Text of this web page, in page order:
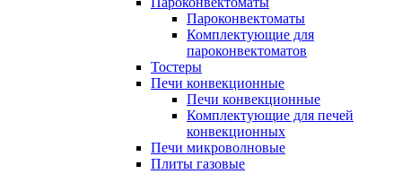
Пароконвектоматы
Комплектующие для
пароконвектоматов
Тостеры
Печи конвекционные
Печи конвекционные
Комплектующие для печей
конвекционных
Печи микроволновые
Плиты газовые